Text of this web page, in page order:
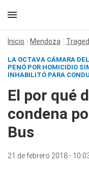
Inicio Mendoza
LA OCTAVA CÁMARA
PENÓ POR HOMICIDIO
INHABILITÓ PARA
El por qué
condena
Bus
21 de febrero 2018 -